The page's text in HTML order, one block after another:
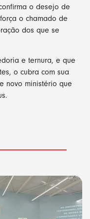
o desejo de
o chamado de
dos que se
e ternura, e que
o cubra com sua
novo ministério que